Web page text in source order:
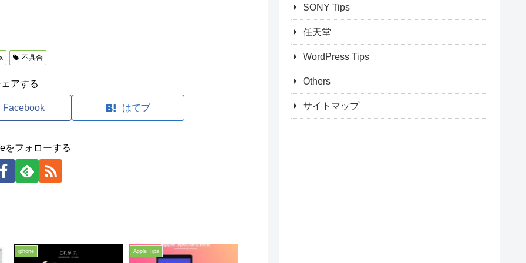
不具合
アする
Facebook はてブ
をフォローする
iphone Apple Tips
SONY Tips
任天堂
WordPress Tips
Others
サイトマップ